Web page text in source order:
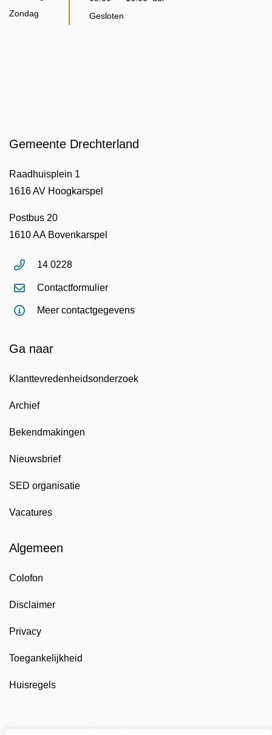
Zondag
Gesloten
Gemeente Drechterland
Raadhuisplein 1
1616 AV Hoogkarspel
Postbus 20
1610 AA Bovenkarspel
14 0228
Contactformulier
Meer contactgegevens
Ga naar
Klanttevredenheidsonderzoek
Archief
Bekendmakingen
Nieuwsbrief
SED organisatie
Vacatures
Algemeen
Colofon
Disclaimer
Privacy
Toegankelijkheid
Huisregels